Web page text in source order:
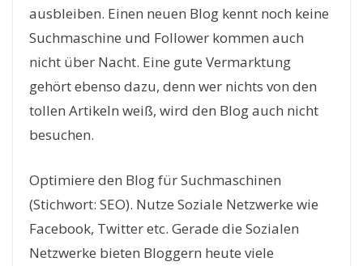
ausbleiben. Einen neuen Blog kennt noch keine
Suchmaschine und Follower kommen auch
nicht über Nacht. Eine gute Vermarktung
gehört ebenso dazu, denn wer nichts von den
tollen Artikeln weiß, wird den Blog auch nicht
besuchen.
Optimiere den Blog für Suchmaschinen
(Stichwort: SEO). Nutze Soziale Netzwerke wie
Facebook, Twitter etc. Gerade die Sozialen
Netzwerke bieten Bloggern heute viele